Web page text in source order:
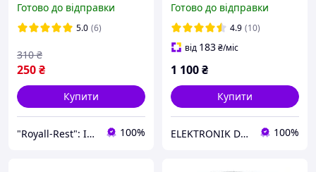
автоматичним датчиком
руху
Готово до відправки
5.0 (6)
250₴
310 ₴
Купити
"Royall-Rest": Інтернет-магазин товарів для дому та відпочинку 100%
A244RH 600LM 5000K
Готово до відправки
4.9 (10)
від 183₴/міс
1 100₴
Купити
ELEKTRONIK DP.UA 100%